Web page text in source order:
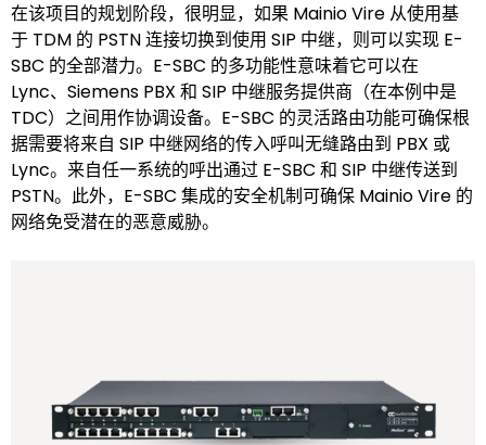
在该项目的规划阶段，很明显，如果 Mainio Vire 从使用基
于 TDM 的 PSTN 连接切换到使用 SIP 中继，则可以实现 E-
SBC 的全部潜力。E-SBC 的多功能性意味着它可以在
Lync、Siemens PBX 和 SIP 中继服务提供商（在本例中是
TDC）之间用作协调设备。E-SBC 的灵活路由功能可确保根
据需要将来自 SIP 中继网络的传入呼叫无缝路由到 PBX 或
Lync。来自任一系统的呼出通过 E-SBC 和 SIP 中继传送到
PSTN。此外，E-SBC 集成的安全机制可确保 Mainio Vire 的
网络免受潜在的恶意威胁。